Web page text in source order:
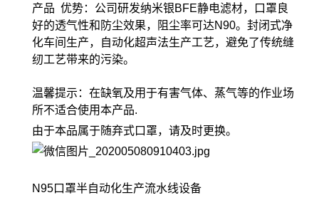
产品 优势：公司研发纳米银BFE静电滤材，口罩良
好的透气性和防尘效果，阻尘率可达N90。封闭式净
化车间生产，自动化超声法生产工艺，避免了传统缝
纫工艺带来的污染。
温馨提示：在缺氧及用于有害气体、蒸气等的作业场
所不适合使用本产品.
由于本品属于随弃式口罩，请及时更换。
N95口罩半自动化生产流水线设备